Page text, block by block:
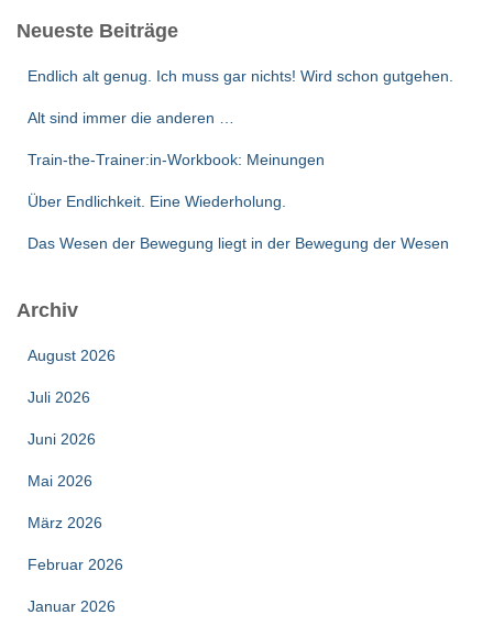
Neueste Beiträge
Endlich alt genug. Ich muss gar nichts! Wird schon gutgehen.
Alt sind immer die anderen …
Train-the-Trainer:in-Workbook: Meinungen
Über Endlichkeit. Eine Wiederholung.
Das Wesen der Bewegung liegt in der Bewegung der Wesen
Archiv
August 2026
Juli 2026
Juni 2026
Mai 2026
März 2026
Februar 2026
Januar 2026